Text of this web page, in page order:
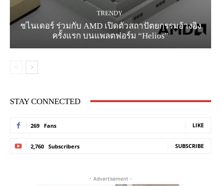
TRENDY
ชไนเดอร์ ร่วมกับ AMD เปิดตัวสถาปัตยกรรมอ้างอิง
ครั้งแรก บนแพลตฟอร์ม “Helios”
STAY CONNECTED
269 Fans LIKE
2,760 Subscribers SUBSCRIBE
- Advertisement -